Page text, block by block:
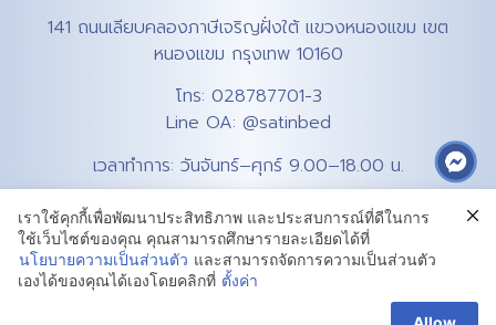
141 ถนนเลียบคลองภาษีเจริญฝั่งใต้ แขวงหนองแขม เขต
หนองแขม กรุงเทพ 10160
โทร: 028787701-3
Line OA: @satinbed
เวลาทำการ: วันจันทร์–ศุกร์ 9.00–18.00 น.
Privacy PolicyTerms & Conditions
เราใช้คุกกี้เพื่อพัฒนาประสิทธิภาพ และประสบการณ์ที่ดีในการ
ใช้เว็บไซต์ของคุณ คุณสามารถศึกษารายละเอียดได้ที่
นโยบายความเป็นส่วนตัว และสามารถจัดการความเป็นส่วนตัว
เองได้ของคุณได้เองโดยคลิกที่ ตั้งค่า